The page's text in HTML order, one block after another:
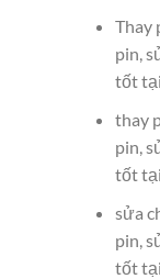
Thay
pin,
tốt
thay
pin,
tốt
sửa
pin,
tốt